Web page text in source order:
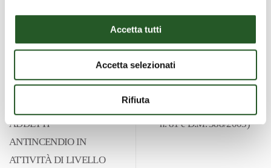
Accetta tutti
Accetta selezionati
Rifiuta
comma 5 del d.lgs. n.
CORSO DI
ADDETTI
ANTINCENDIO IN
ATTIVITÀ DI LIVELLO
CORSO
AGGIORNAMENTO
PRIMO SOCCORSO
Classe B e C (art. 45,
comma 2 Decreto
n. 81 e D.M. 388/2003)